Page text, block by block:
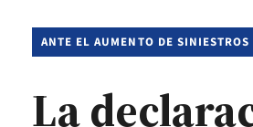
ANTE EL AUMENTO DE SINIESTROS
La